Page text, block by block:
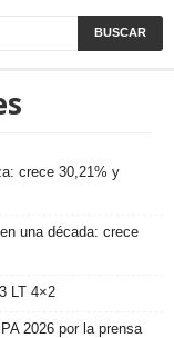
crece 30,21% y
una década: crece
LT 4×2
2026 por la prensa